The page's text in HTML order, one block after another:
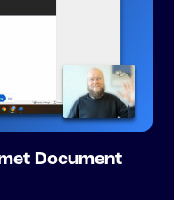
Document